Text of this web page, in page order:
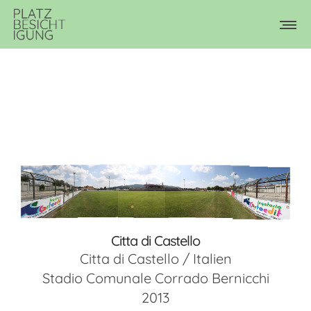
Citta di Castello
Citta di Castello / Italien
Stadio Comunale Corrado Bernicchi
2013